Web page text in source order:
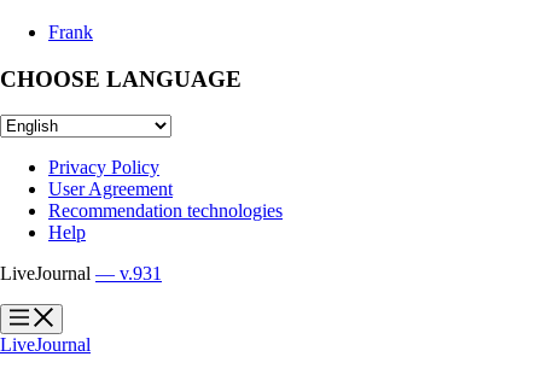
Frank
CHOOSE LANGUAGE
Privacy Policy
User Agreement
Recommendation technologies
Help
LiveJournal — v.931
?
?
LiveJournal